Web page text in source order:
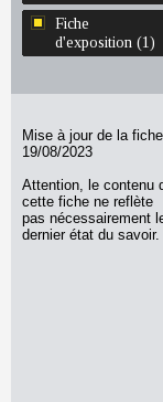
Fiche
d'exposition (1)
Mise à jour de la fiche
19/08/2023
Attention, le contenu
cette fiche ne reflète
pas nécessairement
dernier état du savoir.